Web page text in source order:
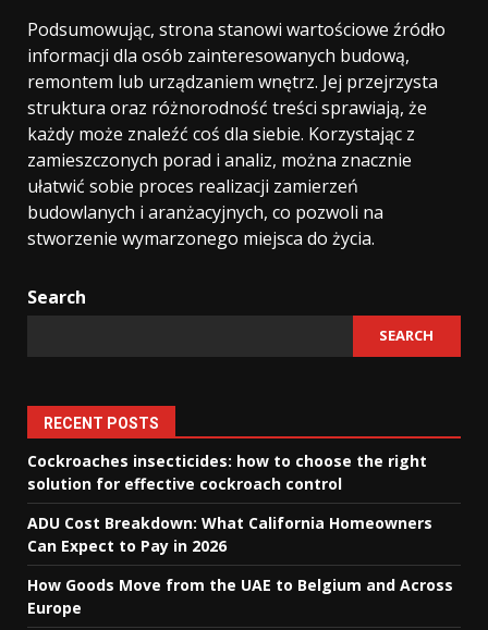
Podsumowując, strona stanowi wartościowe źródło
informacji dla osób zainteresowanych budową,
remontem lub urządzaniem wnętrz. Jej przejrzysta
struktura oraz różnorodność treści sprawiają, że
każdy może znaleźć coś dla siebie. Korzystając z
zamieszczonych porad i analiz, można znacznie
ułatwić sobie proces realizacji zamierzeń
budowlanych i aranżacyjnych, co pozwoli na
stworzenie wymarzonego miejsca do życia.
Search
SEARCH
RECENT POSTS
Cockroaches insecticides: how to choose the right
solution for effective cockroach control
ADU Cost Breakdown: What California Homeowners
Can Expect to Pay in 2026
How Goods Move from the UAE to Belgium and Across
Europe